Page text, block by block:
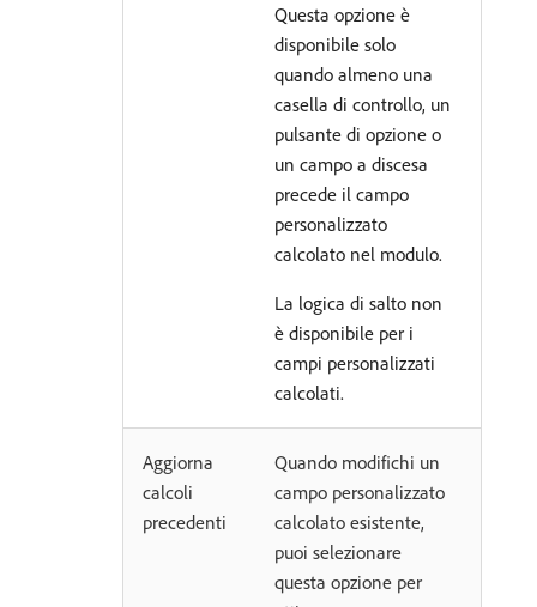
Questa opzione è
disponibile solo
quando almeno una
casella di controllo, un
pulsante di opzione o
un campo a discesa
precede il campo
personalizzato
calcolato nel modulo.
La logica di salto non
è disponibile per i
campi personalizzati
calcolati.
Aggiorna
calcoli
precedenti
Quando modifichi un
campo personalizzato
calcolato esistente,
puoi selezionare
questa opzione per